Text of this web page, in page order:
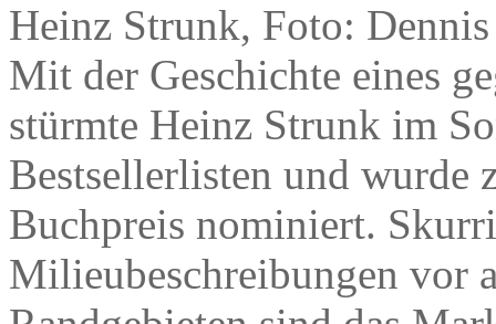
Heinz Strunk, Foto:
Mit der Geschichte eines
stürmte Heinz Strunk im
Bestsellerlisten und wurde
Buchpreis nominiert.
Milieubeschreibungen vor